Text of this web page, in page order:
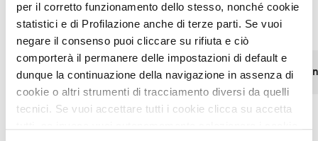
per il corretto funzionamento dello stesso, nonché cookie
statistici e di Profilazione anche di terze parti. Se vuoi
negare il consenso puoi cliccare su rifiuta e ciò
comporterà il permanere delle impostazioni di default e
dunque la continuazione della navigazione in assenza di
cookie o altri strumenti di tracciamento diversi da quelli
tecnici. Se vuoi accettare tutti i cookie clicca su accetta
Proven efficacy
Revitalized hair Voluminous-